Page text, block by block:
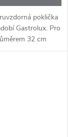
poklička
Gastrolux. Pro
32 cm